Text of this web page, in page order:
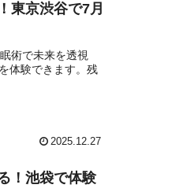
東京渋谷で7月
術で未来を透視
体験できます。残
2025.12.27
！池袋で体験